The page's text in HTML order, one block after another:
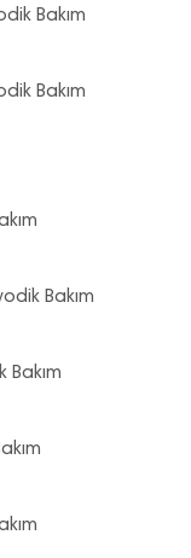
Bakım
Bakım
Bakım